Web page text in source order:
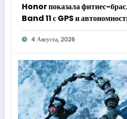
Honor показала фитнес-
Band 11 с GPS и
4 Августа, 2026